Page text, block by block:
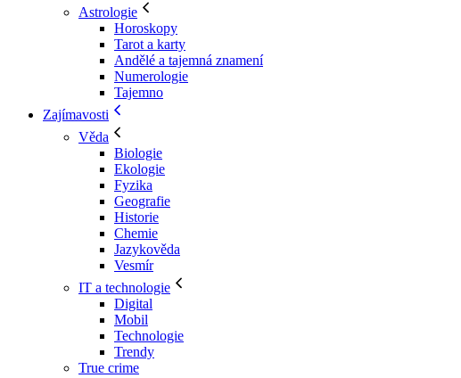
Astrologie
Horoskopy
Tarot a karty
Andělé a tajemná znamení
Numerologie
Tajemno
Zajímavosti
Věda
Biologie
Ekologie
Fyzika
Geografie
Historie
Chemie
Jazykověda
Vesmír
IT a technologie
Digital
Mobil
Technologie
Trendy
True crime